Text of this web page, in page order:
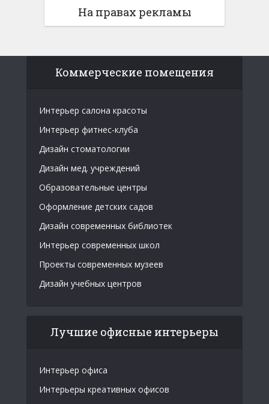
На правах рекламы
Коммерческие помещения
Интерьер салона красоты
Интерьер фитнес-клуба
Дизайн стоматологии
Дизайн мед. учреждений
Образовательные центры
Оформление детских садов
Дизайн современных библиотек
Интерьер современных школ
Проекты современных музеев
Дизайн учебных центров
Лучшие офисные интерьеры
Интерьер офиса
Интерьеры креативных офисов